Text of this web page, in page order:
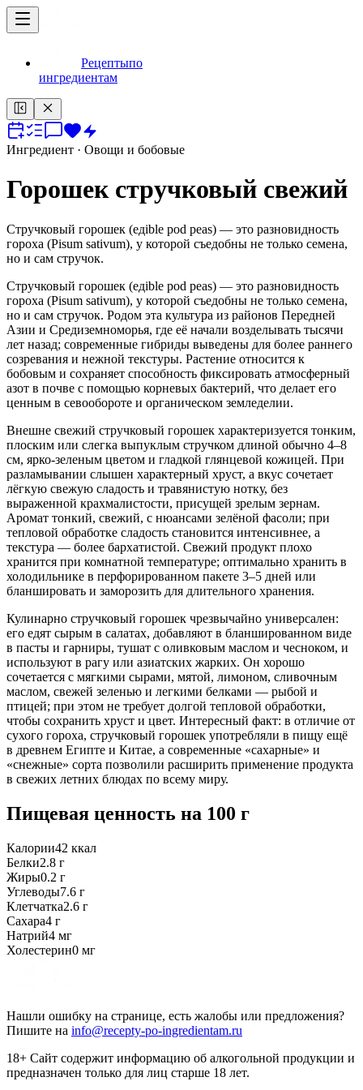
Рецептыпо
ингредиентам
Ингредиент · Овощи и бобовые
Горошек стручковый свежий
Стручковый горошек (едible pod peas) — это разновидность
гороха (Pisum sativum), у которой съедобны не только семена,
но и сам стручок.
Стручковый горошек (едible pod peas) — это разновидность
гороха (Pisum sativum), у которой съедобны не только семена,
но и сам стручок. Родом эта культура из районов Передней
Азии и Средиземноморья, где её начали возделывать тысячи
лет назад; современные гибриды выведены для более раннего
созревания и нежной текстуры. Растение относится к
бобовым и сохраняет способность фиксировать атмосферный
азот в почве с помощью корневых бактерий, что делает его
ценным в севообороте и органическом земледелии.
Внешне свежий стручковый горошек характеризуется тонким,
плоским или слегка выпуклым стручком длиной обычно 4–8
см, ярко‑зеленым цветом и гладкой глянцевой кожицей. При
разламывании слышен характерный хруст, а вкус сочетает
лёгкую свежую сладость и травянистую нотку, без
выраженной крахмалистости, присущей зрелым зернам.
Аромат тонкий, свежий, с нюансами зелёной фасоли; при
тепловой обработке сладость становится интенсивнее, а
текстура — более бархатистой. Свежий продукт плохо
хранится при комнатной температуре; оптимально хранить в
холодильнике в перфорированном пакете 3–5 дней или
бланшировать и заморозить для длительного хранения.
Кулинарно стручковый горошек чрезвычайно универсален:
его едят сырым в салатах, добавляют в бланшированном виде
в пасты и гарниры, тушат с оливковым маслом и чесноком, и
используют в рагу или азиатских жарких. Он хорошо
сочетается с мягкими сырами, мятой, лимоном, сливочным
маслом, свежей зеленью и легкими белками — рыбой и
птицей; при этом не требует долгой тепловой обработки,
чтобы сохранить хруст и цвет. Интересный факт: в отличие от
сухого гороха, стручковый горошек употребляли в пищу ещё
в древнем Египте и Китае, а современные «сахарные» и
«снежные» сорта позволили расширить применение продукта
в свежих летних блюдах по всему миру.
Пищевая ценность на 100 г
Калории42 ккал
Белки2.8 г
Жиры0.2 г
Углеводы7.6 г
Клетчатка2.6 г
Сахара4 г
Натрий4 мг
Холестерин0 мг
Нашли ошибку на странице, есть жалобы или предложения?
Пишите на info@recepty-po-ingredientam.ru
18+ Сайт содержит информацию об алкогольной продукции и
предназначен только для лиц старше 18 лет.